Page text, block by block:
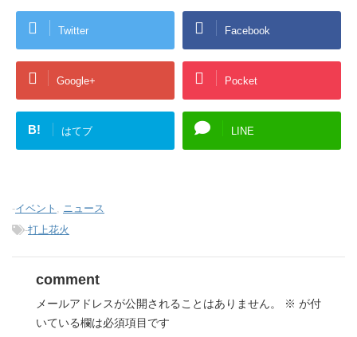
Twitter Facebook
Google+ Pocket
B! はてブ LINE
-イベント , ニュース
-打上花火
comment
メールアドレスが公開されることはありません。 ※ が付
いている欄は必須項目です